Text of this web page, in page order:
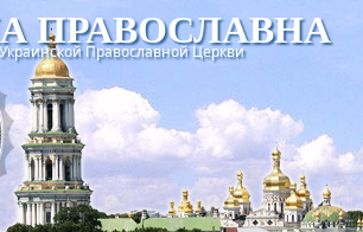
ПРАВОСЛАВНА
Православной Церкви